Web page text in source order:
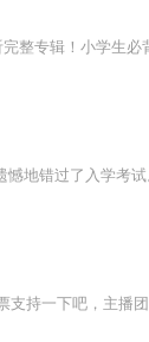
持一下吧，主播团